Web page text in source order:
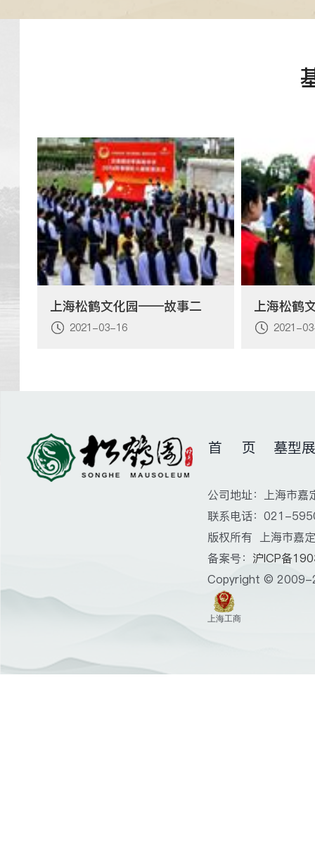
上海松鹤文化园——故事二
2021-03-16
上海松鹤
2021-
首 页 墓型
公司地址：上海市
联系电话：021-
版权所有 上海市嘉
备案号： 沪ICP备
Copyright © 2009-
上海工商